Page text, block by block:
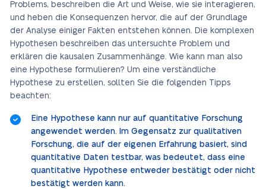
Problems, beschreiben die Art und Weise, wie sie interagieren,
und heben die Konsequenzen hervor, die auf der Grundlage
der Analyse einiger Fakten entstehen können. Die komplexen
Hypothesen beschreiben das untersuchte Problem und
erklären die kausalen Zusammenhänge. Wie kann man also
eine Hypothese formulieren? Um eine verständliche
Hypothese zu erstellen, sollten Sie die folgenden Tipps
beachten:
Eine Hypothese kann nur auf quantitative Forschung
angewendet werden. Im Gegensatz zur qualitativen
Forschung, die auf der eigenen Erfahrung basiert, sind
quantitative Daten testbar, was bedeutet, dass eine
quantitative Hypothese entweder bestätigt oder nicht
bestätigt werden kann.